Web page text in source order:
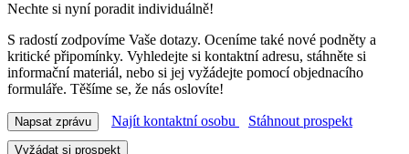
Nechte si nyní poradit individuálně!
S radostí zodpovíme Vaše dotazy. Oceníme také nové podněty a
kritické připomínky. Vyhledejte si kontaktní adresu, stáhněte si
informační materiál, nebo si jej vyžádejte pomocí objednacího
formuláře. Těšíme se, že nás oslovíte!
Napsat zprávu Najít kontaktní osobu Stáhnout prospekt
Vyžádat si prospekt